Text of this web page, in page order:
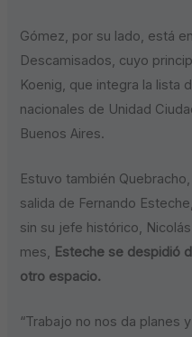
Gómez, por su lado, está
Descamisados, cuyo
Koenig, que integra la lista
nacionales de Unidad
Buenos Aires.
Estuvo también
salida de Fernando
sin su jefe histórico,
mes, Esteche se despidió
otro espacio.
“Trabajo no nos da planes